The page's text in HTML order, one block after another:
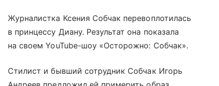
Журналистка Ксения Собчак перевоплотилась
в принцессу Диану. Результат она показала
на своем YouTube-шоу «Осторожно: Собчак».
Стилист и бывший сотрудник Собчак Игорь